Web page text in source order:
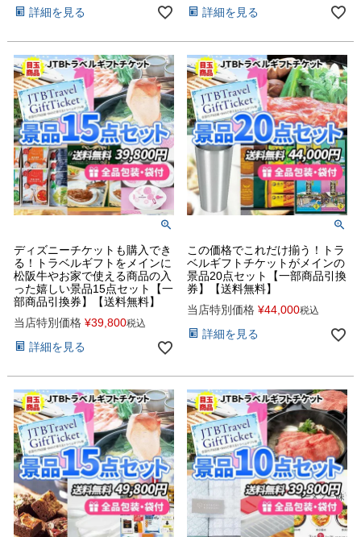
詳細を見る 詳細を見る
ディズニーチケットも購入でき
る！トラベルギフトをメインに
松阪牛やお家で使える商品の入
った嬉しい景品15点セット【一
部商品引換券】【送料無料】
当店特別価格 ¥39,800税込
詳細を見る
この価格でこれだけ揃う！トラ
ベルギフトチケットがメインの
景品20点セット【一部商品引換
券】【送料無料】
当店特別価格 ¥44,000税込
詳細を見る